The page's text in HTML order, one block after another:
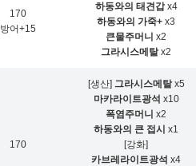
170
방어+15
하동와의 태견갑x4
하동와의 가죽+ x3
큰물주머니 x2
그라시스메탈x2
170
[생산] 그라시스메탈x5
마카라이트광석 x10
폭염주머니 x2
하동와의 큰 접시 x1
[강화]
카브레라이트광석 x4